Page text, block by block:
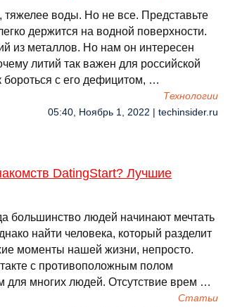
тяжелее воды. Но не все. Представьте
держится на водной поверхности.
из металлов. Но нам он интересен
литий так важен для российской
с его дефицитом, …
Технологии
05:40, Ноябрь 1, 2022 | techinsider.ru
DatingStart? Лучшие
большинство людей начинают мечтать
найти человека, который разделит
моменты нашей жизни, непросто.
с противоположным полом
для многих людей. Отсутствие врем …
Cтатьи